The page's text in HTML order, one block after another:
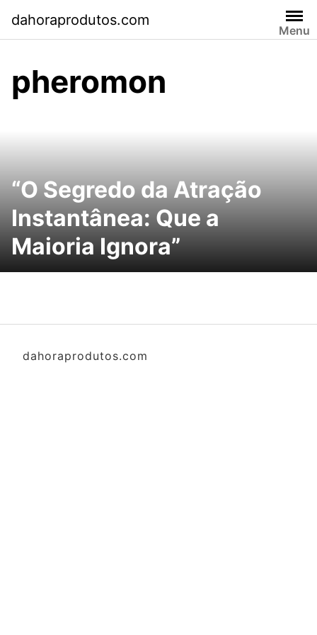
para
o
dahoraprodutos.com
Menu
pheromon
“O Segredo da Atração
Instantânea: Que a
Maioria Ignora”
dahoraprodutos.com